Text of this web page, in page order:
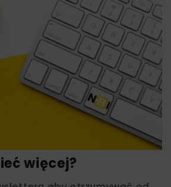
więcej?